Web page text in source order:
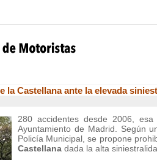
Castellana ante la elevada
280 accidentes desde 2006,
Ayuntamiento de Madrid. Según
Policía Municipal, se propone
Castellana dada la alta